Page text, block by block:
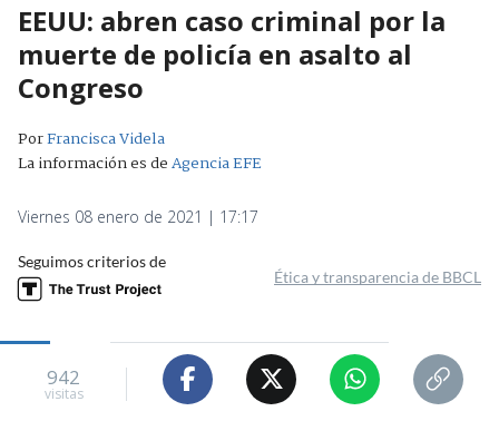
EEUU: abren caso criminal por la
muerte de policía en asalto al
Congreso
PorFrancisca Videla
La información es deAgencia EFE
Viernes 08 enero de 2021 | 17:17
Seguimos criterios de
Ética y transparencia de BBCL
942
visitas